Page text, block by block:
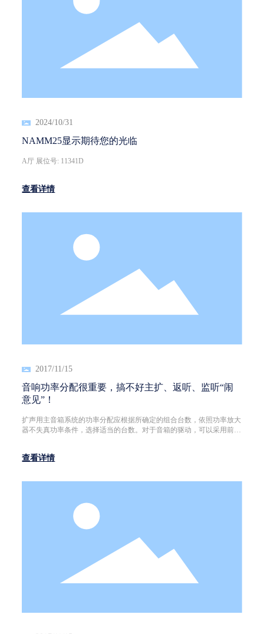
2024/10/31
NAMM25显示期待您的光临
A厅 展位号: 11341D
查看详情
2017/11/15
音响功率分配很重要，搞不好主扩、返听、监听“闹
意见”！
扩声用主音箱系统的功率分配应根据所确定的组合台数，依照功率放大
器不失真功率条件，选择适当的台数。对于音箱的驱动，可以采用前级
查看详情